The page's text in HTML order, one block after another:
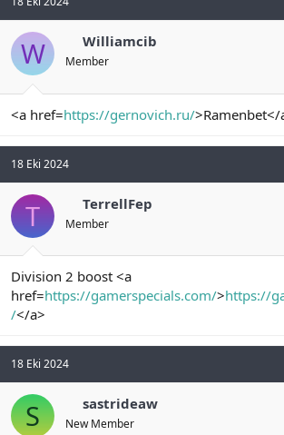
W Williamcib
Member
<a href=https://gernovich.ru/>Ramenbet</
18 Eki 2024
T TerrellFep
Member
Division 2 boost <a
href=https://gamerspecials.com/>https://
/</a>
18 Eki 2024
S sastrideaw
New Member